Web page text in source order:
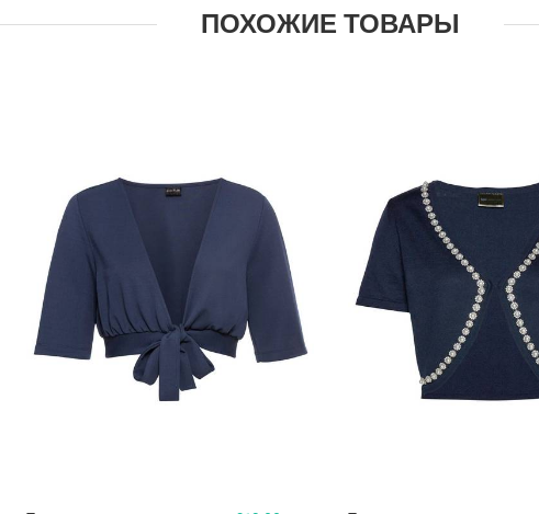
ПОХОЖИЕ ТОВАРЫ